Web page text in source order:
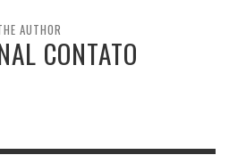
AUTHOR
CONTATO